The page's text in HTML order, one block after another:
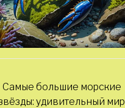
Самые большие морские
удивительный мир